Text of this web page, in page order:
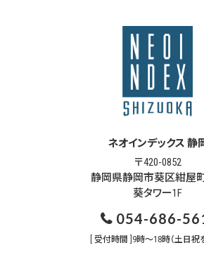
ネオインデックス 静
〒420-0852
静岡県静岡市葵区紺屋
葵タワー1F
054-686-
[ 受付時間 ]9時～18時（土日祝